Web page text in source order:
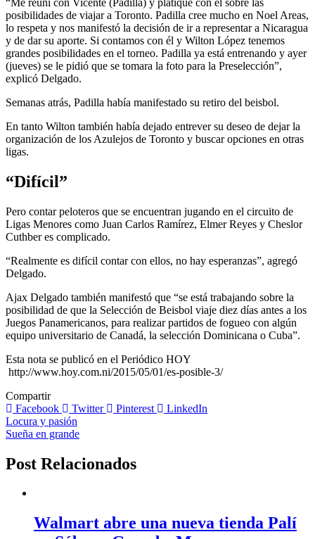
posibilidades de viajar a Toronto. Padilla cree mucho en Noel Areas,
lo respeta y nos manifestó la decisión de ir a representar a Nicaragua
y de dar su aporte. Si contamos con él y Wilton López tenemos
grandes posibilidades en el torneo. Padilla ya está entrenando y ayer
(jueves) se le pidió que se tomara la foto para la Preselección”,
explicó Delgado.
Semanas atrás, Padilla había manifestado su retiro del beisbol.
En tanto Wilton también había dejado entrever su deseo de dejar la
organización de los Azulejos de Toronto y buscar opciones en otras
ligas.
“Difícil”
Pero contar peloteros que se encuentran jugando en el circuito de
Ligas Menores como Juan Carlos Ramírez, Elmer Reyes y Cheslor
Cuthber es complicado.
“Realmente es difícil contar con ellos, no hay esperanzas”, agregó
Delgado.
Ajax Delgado también manifestó que “se está trabajando sobre la
posibilidad de que la Selección de Beisbol viaje diez días antes a los
Juegos Panamericanos, para realizar partidos de fogueo con algún
equipo universitario de Canadá, la selección Dominicana o Cuba”.
Esta nota se publicó en el Periódico HOY
http://www.hoy.com.ni/2015/05/01/es-posible-3/
Compartir
Facebook
Twitter Pinterest LinkedIn
Navegación
de
entradas
Locura y pasión
Sueña en grande
Post Relacionados
Walmart abre una nueva tienda Palí